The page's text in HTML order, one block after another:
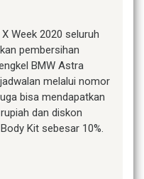
Week 2020 seluruh
pembersihan
BMW Astra
melalui nomor
bisa mendapatkan
dan diskon
Kit sebesar 10%.